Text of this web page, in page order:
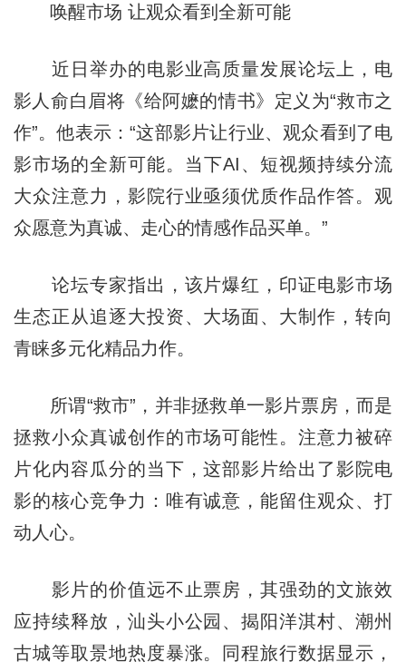
唤醒市场 让观众看到全新可能
近日举办的电影业高质量发展论坛上，电
影人俞白眉将《给阿嬷的情书》定义为“救市之
作”。他表示：“这部影片让行业、观众看到了电
影市场的全新可能。当下AI、短视频持续分流
大众注意力，影院行业亟须优质作品作答。观
众愿意为真诚、走心的情感作品买单。”
论坛专家指出，该片爆红，印证电影市场
生态正从追逐大投资、大场面、大制作，转向
青睐多元化精品力作。
所谓“救市”，并非拯救单一影片票房，而是
拯救小众真诚创作的市场可能性。注意力被碎
片化内容瓜分的当下，这部影片给出了影院电
影的核心竞争力：唯有诚意，能留住观众、打
动人心。
影片的价值远不止票房，其强劲的文旅效
应持续释放，汕头小公园、揭阳洋淇村、潮州
古城等取景地热度暴涨。同程旅行数据显示，